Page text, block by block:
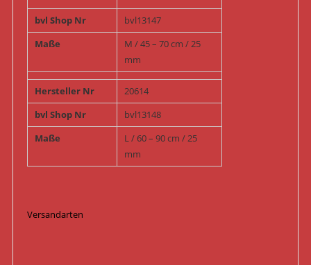
bvl Shop Nr
bvl13147
Maße
M / 45 – 70 cm / 25
mm
Hersteller Nr
20614
bvl Shop Nr
bvl13148
Maße
L / 60 – 90 cm / 25
mm
Versandarten